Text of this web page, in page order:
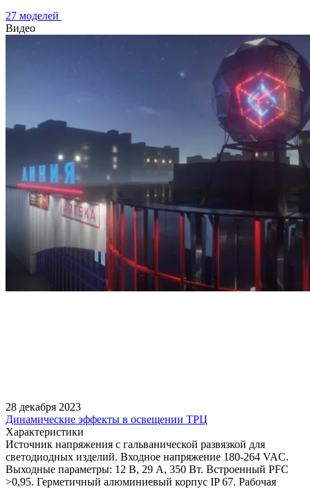
27 моделей
Видео
28 декабря 2023
Динамические эффекты в освещении ТРЦ
Характеристики
Источник напряжения с гальванической развязкой для
светодиодных изделий. Входное напряжение 180-264 VAC.
Выходные параметры: 12 В, 29 А, 350 Вт. Встроенный PFC
>0,95. Герметичный алюминиевый корпус IP 67. Рабочая